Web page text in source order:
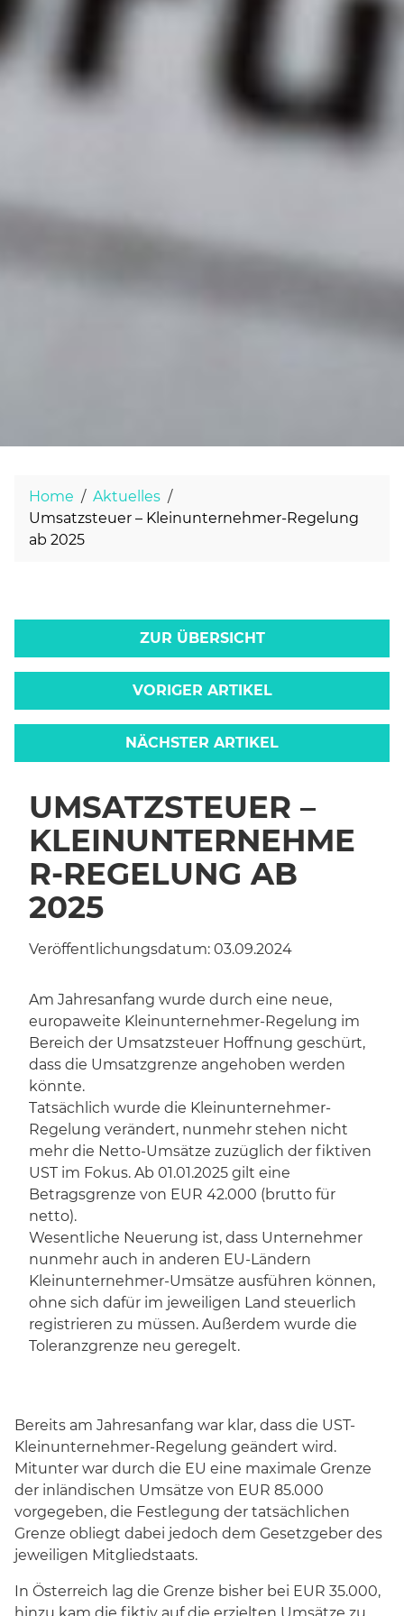
Home
Aktuelles
Umsatzsteuer – Kleinunternehmer-Regelung
ab 2025
ZUR ÜBERSICHT
VORIGER ARTIKEL
NÄCHSTER ARTIKEL
UMSATZSTEUER –
KLEINUNTERNEHME
R-REGELUNG AB
2025
Veröffentlichungsdatum: 03.09.2024
Am Jahresanfang wurde durch eine neue,
europaweite Kleinunternehmer-Regelung im
Bereich der Umsatzsteuer Hoffnung geschürt,
dass die Umsatzgrenze angehoben werden
könnte.
Tatsächlich wurde die Kleinunternehmer-
Regelung verändert, nunmehr stehen nicht
mehr die Netto-Umsätze zuzüglich der fiktiven
UST im Fokus. Ab 01.01.2025 gilt eine
Betragsgrenze von EUR 42.000 (brutto für
netto).
Wesentliche Neuerung ist, dass Unternehmer
nunmehr auch in anderen EU-Ländern
Kleinunternehmer-Umsätze ausführen können,
ohne sich dafür im jeweiligen Land steuerlich
registrieren zu müssen. Außerdem wurde die
Toleranzgrenze neu geregelt.
Bereits am Jahresanfang war klar, dass die UST-
Kleinunternehmer-Regelung geändert wird.
Mitunter war durch die EU eine maximale Grenze
der inländischen Umsätze von EUR 85.000
vorgegeben, die Festlegung der tatsächlichen
Grenze obliegt dabei jedoch dem Gesetzgeber des
jeweiligen Mitgliedstaats.
In Österreich lag die Grenze bisher bei EUR 35.000,